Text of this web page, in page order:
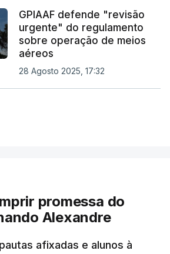
GPIAAF defende "revisão
urgente" do regulamento
sobre operação de meios
aéreos
28 Agosto 2025, 17:32
promessa do
Alexandre
afixadas e alunos à